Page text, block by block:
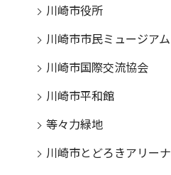
川崎市役所
川崎市市民ミュージアム
川崎市国際交流協会
川崎市平和館
等々力緑地
川崎市とどろきアリーナ